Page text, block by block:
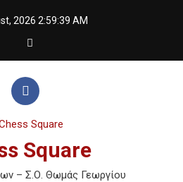
2026 2:59:39 AM
Square
– Σ.Ο. Θωμάς Γεωργίου